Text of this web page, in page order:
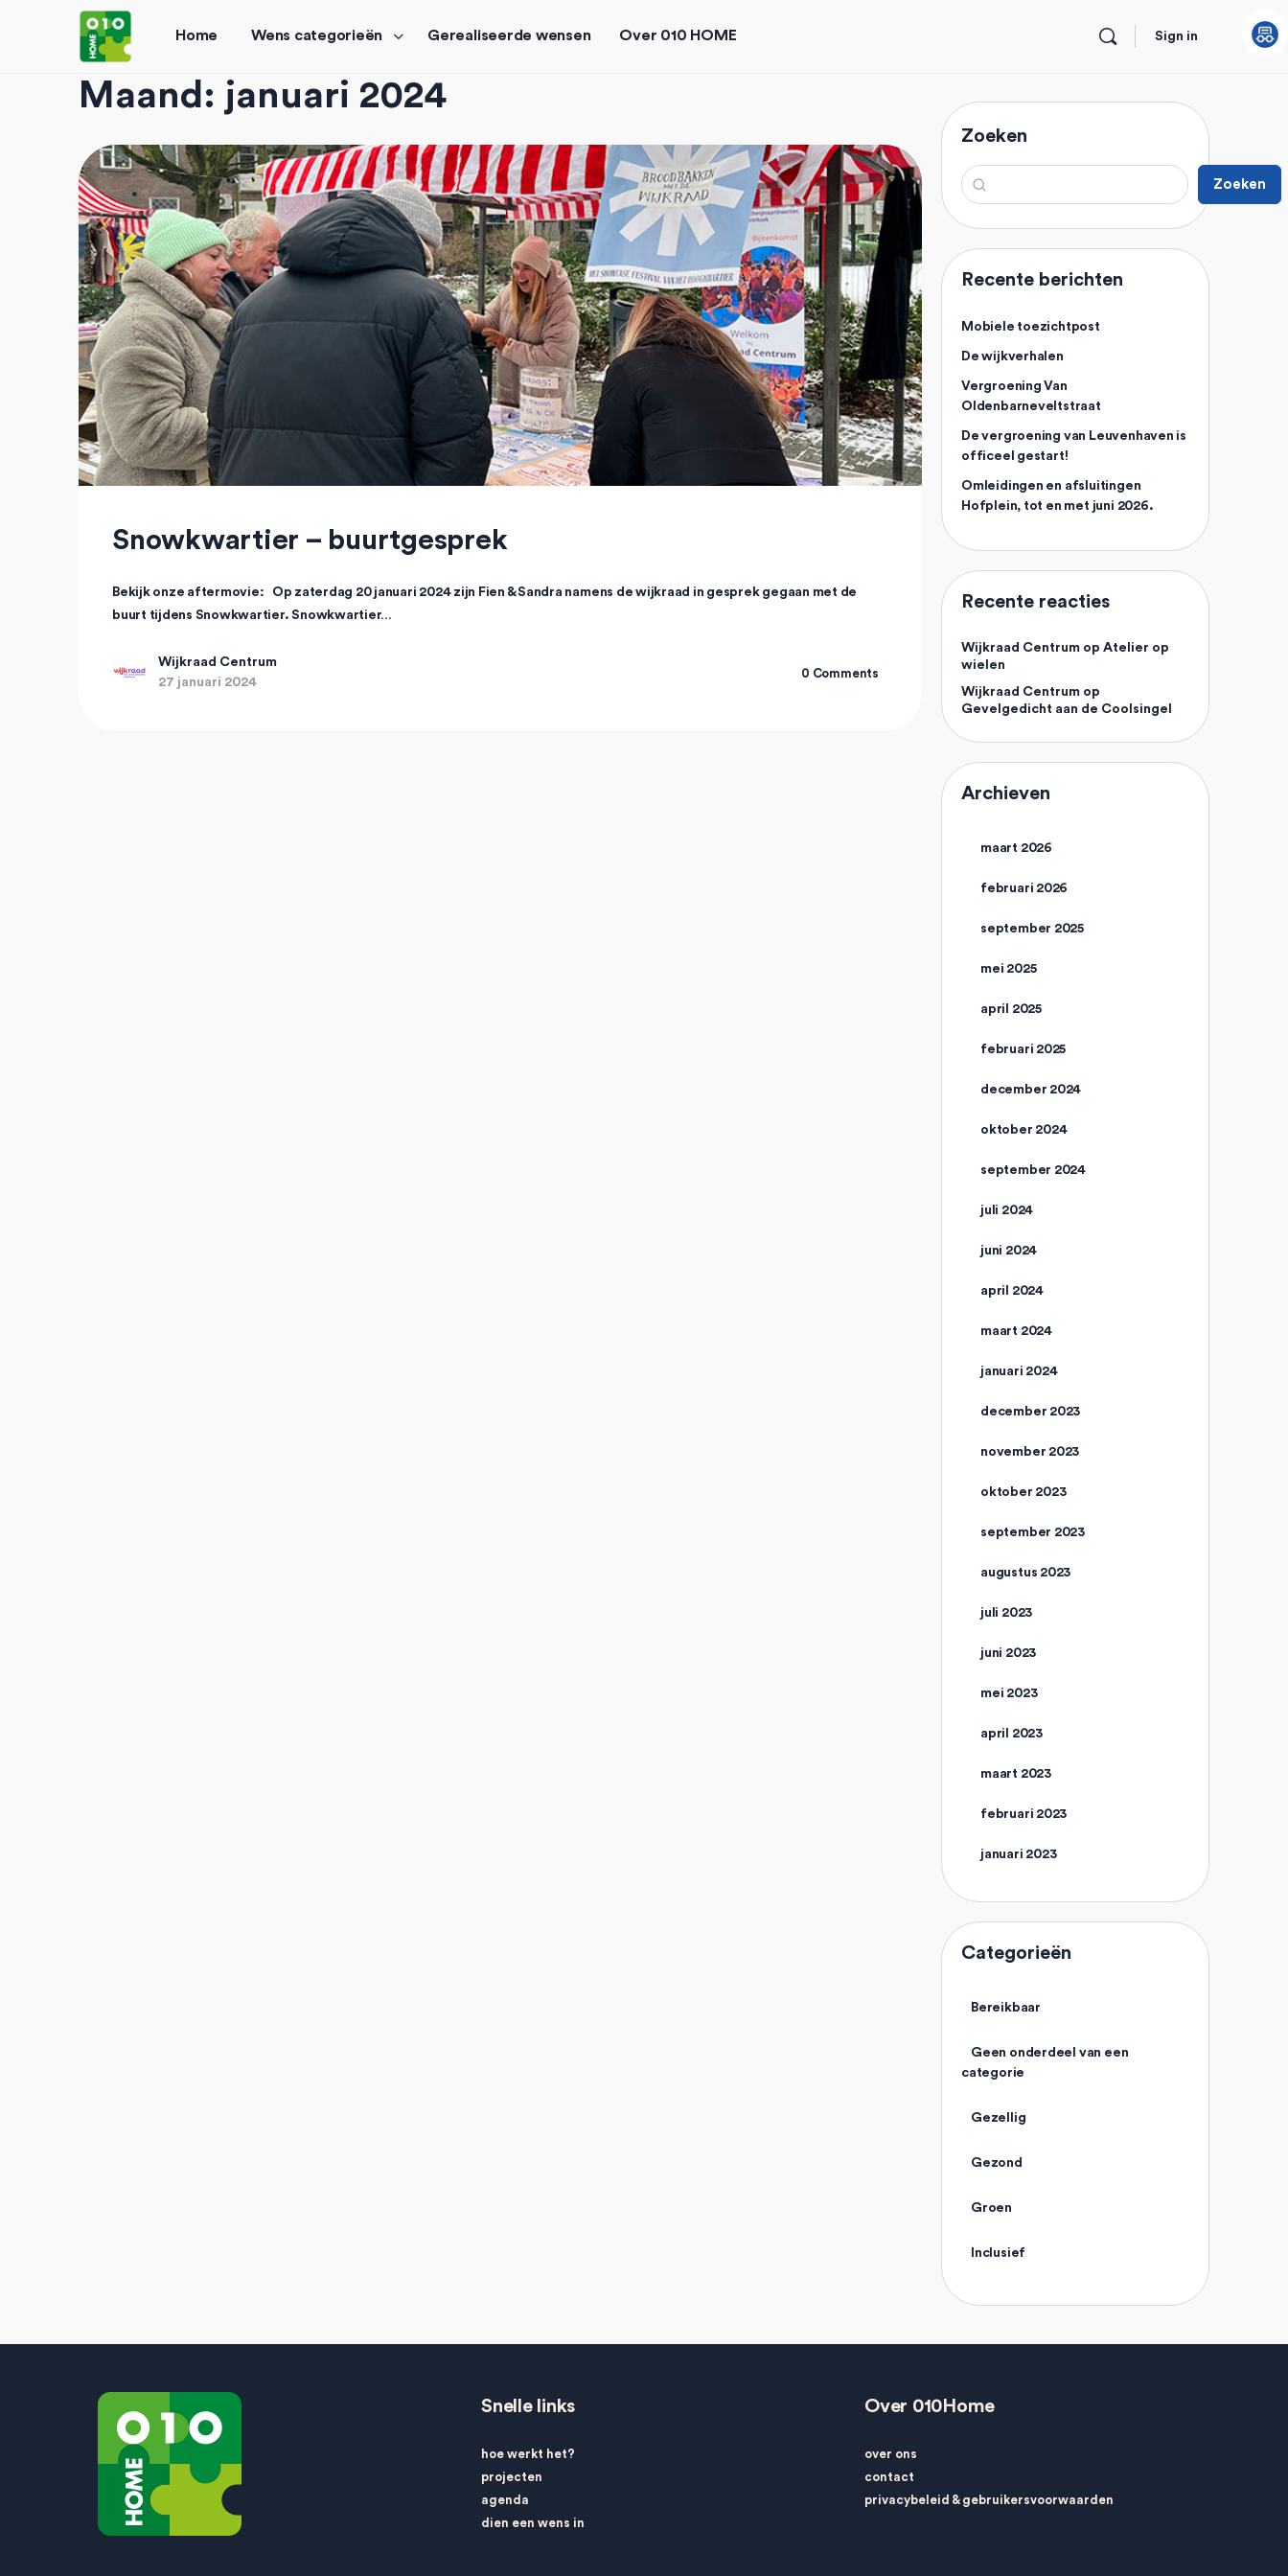
Home Wens categorieën Gerealiseerde wensen Over 010 HOME Sign in
Maand: januari 2024
Snowkwartier – buurtgesprek
Bekijk onze aftermovie: Op zaterdag 20 januari 2024 zijn Fien & Sandra namens de wijkraad in gesprek gegaan met de
buurt tijdens Snowkwartier. Snowkwartier…
Wijkraad Centrum
27 januari 2024
0 Comments
Zoeken
Zoeken
Recente berichten
Mobiele toezichtpost
De wijkverhalen
Vergroening Van
Oldenbarneveltstraat
De vergroening van Leuvenhaven is
officeel gestart!
Omleidingen en afsluitingen
Hofplein, tot en met juni 2026.
Recente reacties
Wijkraad Centrum op Atelier op
wielen
Wijkraad Centrum op
Gevelgedicht aan de Coolsingel
Archieven
maart 2026
februari 2026
september 2025
mei 2025
april 2025
februari 2025
december 2024
oktober 2024
september 2024
juli 2024
juni 2024
april 2024
maart 2024
januari 2024
december 2023
november 2023
oktober 2023
september 2023
augustus 2023
juli 2023
juni 2023
mei 2023
april 2023
maart 2023
februari 2023
januari 2023
Categorieën
Bereikbaar
Geen onderdeel van een
categorie
Gezellig
Gezond
Groen
Inclusief
Snelle links
hoe werkt het?
projecten
agenda
dien een wens in
Over 010Home
over ons
contact
privacybeleid & gebruikersvoorwaarden